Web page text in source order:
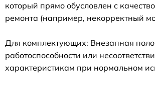
который прямо обусловлен с
ремонта (например, некорректный
Для комплектующих: Внезапная
работоспособности или
характеристикам при нормальном